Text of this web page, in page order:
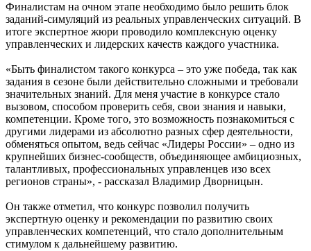
Финалистам на очном этапе необходимо было решить блок
заданий-симуляций из реальных управленческих ситуаций. В
итоге экспертное жюри проводило комплексную оценку
управленческих и лидерских качеств каждого участника.
«Быть финалистом такого конкурса – это уже победа, так как
задания в сезоне были действительно сложными и требовали
значительных знаний. Для меня участие в конкурсе стало
вызовом, способом проверить себя, свои знания и навыки,
компетенции. Кроме того, это возможность познакомиться с
другими лидерами из абсолютно разных сфер деятельности,
обменяться опытом, ведь сейчас «Лидеры России» – одно из
крупнейших бизнес-сообществ, объединяющее амбициозных,
талантливых, профессиональных управленцев изо всех
регионов страны», - рассказал Владимир Дворницын.
Он также отметил, что конкурс позволил получить
экспертную оценку и рекомендации по развитию своих
управленческих компетенций, что стало дополнительным
стимулом к дальнейшему развитию.